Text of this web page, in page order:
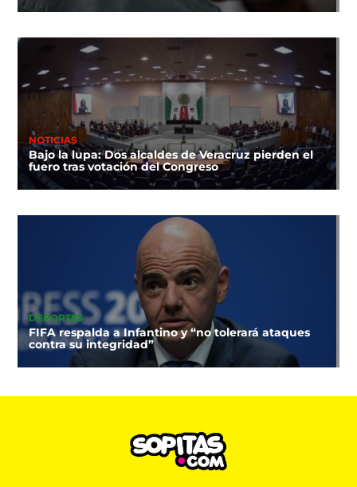
NOTICIAS
Bajo la lupa: Dos alcaldes de Veracruz pierden el
fuero tras votación del Congreso
DEPORTES
FIFA respalda a Infantino y “no tolerará ataques
contra su integridad”